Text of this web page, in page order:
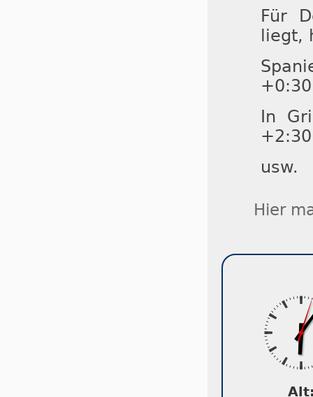
Für
liegt,
In
usw.
Hier